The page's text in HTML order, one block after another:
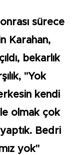
sürece
Karahan,
bekarlık
"Yok
kendi
olmak çok
Bedri
yok"